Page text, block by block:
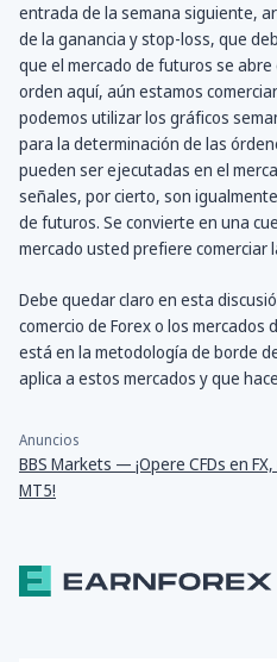
entrada de la semana siguiente,
de la ganancia y stop-loss, que
que el mercado de futuros se
orden aquí, aún estamos
podemos utilizar los gráficos
para la determinación de las
pueden ser ejecutadas en el
señales, por cierto, son
de futuros. Se convierte en una
mercado usted prefiere comerciar
Debe quedar claro en esta
comercio de Forex o los mercados
está en la metodología de borde
aplica a estos mercados y que
Anuncios
BBS Markets — ¡Opere CFDs en
MT5!